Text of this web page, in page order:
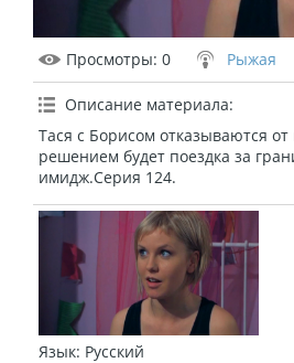
Просмотры: 0 Рыжая
Описание материала:
Тася с Борисом отказываются
решением будет поездка за
имидж.Серия 124.
Язык: Русский